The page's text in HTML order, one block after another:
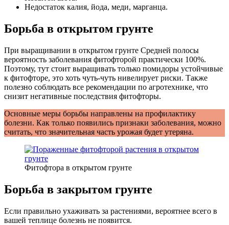
Недостаток калия, йода, меди, марганца.
Борьба в открытом грунте
При выращивании в открытом грунте Средней полосы
вероятность заболевания фитофторой практически 100%.
Поэтому, тут стоит выращивать только помидоры устойчивые
к фитофторе, это хоть чуть-чуть нивелирует риски. Также
полезно соблюдать все рекомендации по агротехнике, что
снизит негативные последствия фитофторы.
Основные меры борьбы направлены на профилактику
болезни. Как только появились признаки заболевания, можно
считать, что значительная часть урожая будет утеряна.
Фитофтора в открытом грунте
Борьба в закрытом грунте
Если правильно ухаживать за растениями, вероятнее всего в
вашей теплице болезнь не появится.